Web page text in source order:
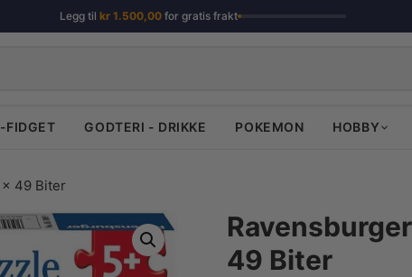
Legg til kr1.500,00for gratis frakt
FIDGET GODTERI - DRIKKE POKEMON HOBBY
49 Biter
49 Biter